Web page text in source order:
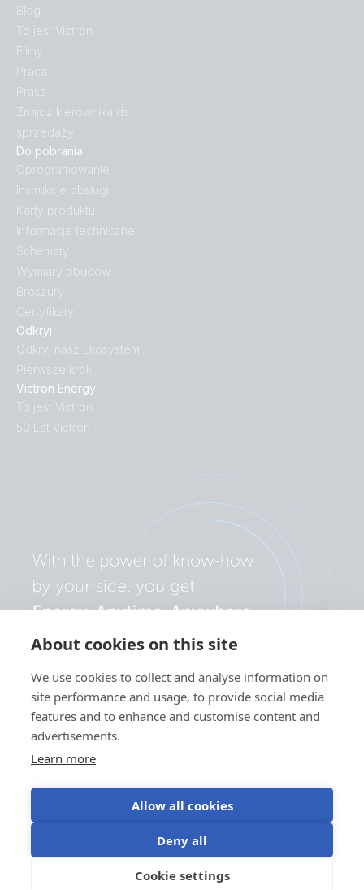
About cookies on this site
We use cookies to collect and analyse information on
site performance and usage, to provide social media
features and to enhance and customise content and
advertisements.
Learn more
Allow all cookies
Deny all
Cookie settings
Odkryj
Odkryj nasz Ekosystem
Pierwsze kroki
Victron Energy
To jest Victron
50 Lat Victron
Do pobrania
Oprogramowanie
Instrukcje obsługi
Karty produktu
Informacje techniczne
Schematy
Wymiary obudów
Broszury
Certyfikaty
Blog
To jest Victron
Filmy
Praca
Prasa
Znajdź kierownika ds.
sprzedaży
Polityka
plików cookie
plików cookie
©Victron Energy